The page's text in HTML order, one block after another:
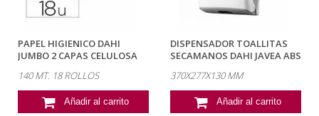
PAPEL HIGIENICO DAHI
JUMBO 2 CAPAS CELULOSA
140 MT. 18 ROLLOS
Añadir al carrito
DISPENSADOR TOALLITAS
SECAMANOS DAHI JAVEA ABS
370X277X130 MM
Añadir al carrito